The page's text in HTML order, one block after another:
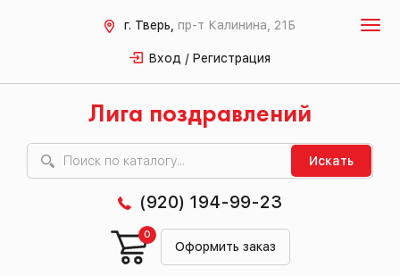
г. Тверь, пр-т Калинина, 21Б
Вход / Регистрация
Лига поздравлений
Искать
(920) 194-99-23
Оформить заказ
0